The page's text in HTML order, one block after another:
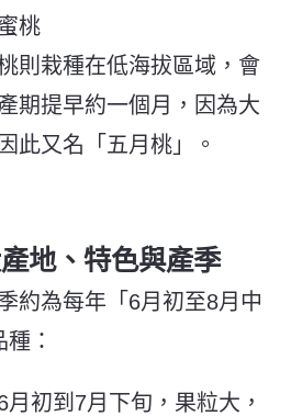
桃
則栽種在低海拔區域，會
期提早約一個月，因為大
此又名「五月桃」。
地、特色與產季
約為每年「6月初至8月中
：
月初到7月下旬，果粒大，